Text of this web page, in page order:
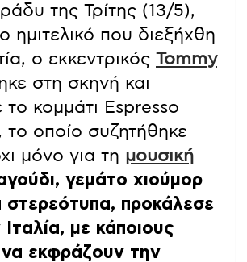
της Τρίτης (13/5),
ημιτελικό που διεξήχθη
ο εκκεντρικός Tommy
στη σκηνή και
κομμάτι Espresso
το οποίο συζητήθηκε
μόνο για τη μουσική
γεμάτο χιούμορ
στερεότυπα, προκάλεσε
με κάποιους
να εκφράζουν την